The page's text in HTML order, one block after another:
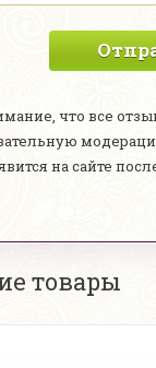
что все
на сайте
товары